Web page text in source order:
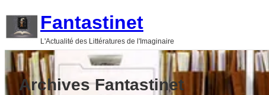
Fantastinet
L'Actualité des Littératures de l'Imaginaire
Archives Fantastinet